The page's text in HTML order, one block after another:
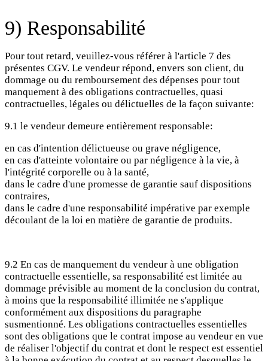
9) Responsabilité
Pour tout retard, veuillez-vous référer à l'article 7 des
présentes CGV. Le vendeur répond, envers son client, du
dommage ou du remboursement des dépenses pour tout
manquement à des obligations contractuelles, quasi
contractuelles, légales ou délictuelles de la façon suivante:
9.1 le vendeur demeure entièrement responsable:
en cas d'intention délictueuse ou grave négligence,
en cas d'atteinte volontaire ou par négligence à la vie, à
l'intégrité corporelle ou à la santé,
dans le cadre d'une promesse de garantie sauf dispositions
contraires,
dans le cadre d'une responsabilité impérative par exemple
découlant de la loi en matière de garantie de produits.
9.2 En cas de manquement du vendeur à une obligation
contractuelle essentielle, sa responsabilité est limitée au
dommage prévisible au moment de la conclusion du contrat,
à moins que la responsabilité illimitée ne s'applique
conformément aux dispositions du paragraphe
susmentionné. Les obligations contractuelles essentielles
sont des obligations que le contrat impose au vendeur en vue
de réaliser l'objectif du contrat et dont le respect est essentiel